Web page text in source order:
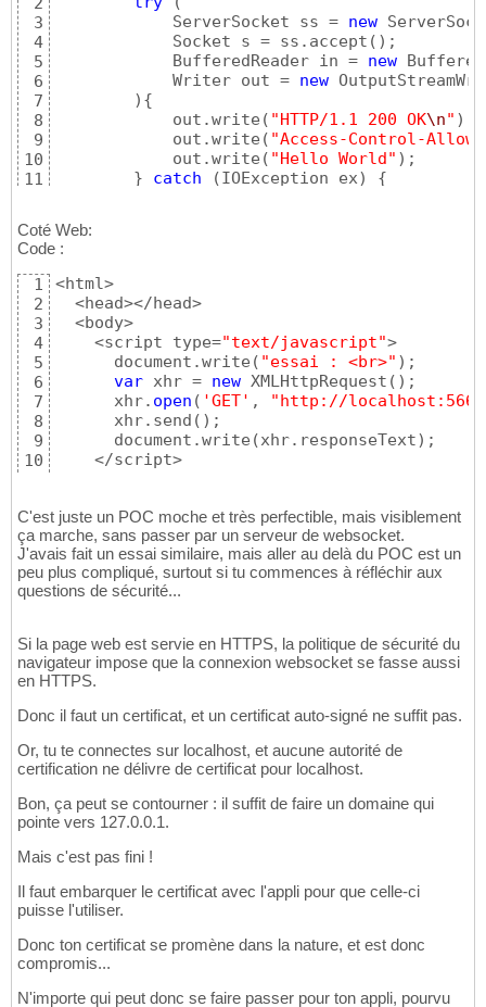
3
4
5
6
7
8
9
10
11
            ServerSocket ss =
new
            Socket s = ss.accept
( ) ;
            BufferedReader in =
new
            Writer out =
new
) {
            out.write
( "HTTP/1.1 200 OK\n" )
            out.write
( "Access-Control-
            out.write
( "Hello World" ) ;
}
catch (IOException ex)
{
Coté Web:
Code :
1
2
3
4
5
6
7
8
9
10
<html>
  <head></head>
  <body>
    <script type=
"text/javascript">
      document.write
( "essai : <br>" ) ;
var xhr = new XMLHttpRequest ( ) ;
      xhr.
open ( 'GET' ,
"http://
      xhr.send
( ) ;
      document.write
(xhr.responseText) ;
    </script>
C'est juste un POC moche et très perfectible, mais visiblement
ça marche, sans passer par un serveur de websocket.
J'avais fait un essai similaire, mais aller au delà du POC est un
peu plus compliqué, surtout si tu commences à réfléchir aux
questions de sécurité...
Si la page web est servie en HTTPS, la politique de sécurité du
navigateur impose que la connexion websocket se fasse aussi
en HTTPS.
Donc il faut un certificat, et un certificat auto-signé ne suffit pas.
Or, tu te connectes sur localhost, et aucune autorité de
certification ne délivre de certificat pour localhost.
Bon, ça peut se contourner : il suffit de faire un domaine qui
pointe vers 127.0.0.1.
Mais c'est pas fini !
Il faut embarquer le certificat avec l'appli pour que celle-ci
puisse l'utiliser.
Donc ton certificat se promène dans la nature, et est donc
compromis...
N'importe qui peut donc se faire passer pour ton appli, pourvu